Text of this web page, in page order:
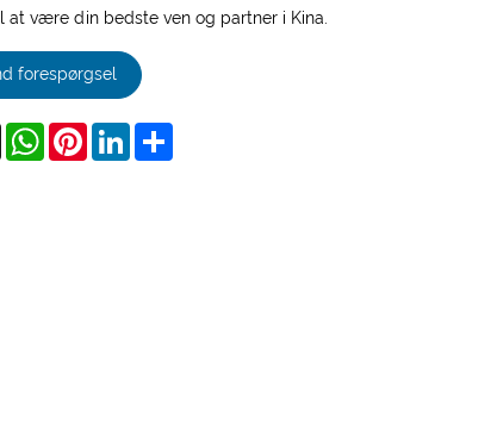
at være din bedste ven og partner i Kina.
forespørgsel
X WhatsAppPinterestLinkedIn